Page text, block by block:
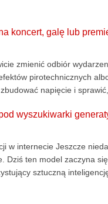
koncert, galę lub
zmienić odbiór
pirotechnicznych
napięcie i
wyszukiwarki
w internecie Jeszcze
Dziś ten model zaczyna
sztuczną